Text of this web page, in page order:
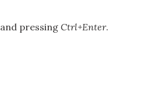
pressing Ctrl+Enter.